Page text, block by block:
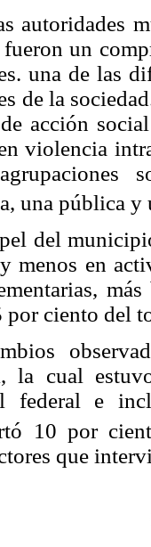
autoridades
un
una de las
de la
acción
violencia
una pública
del
menos en
por ciento del
la cual
federal e
10 por
que